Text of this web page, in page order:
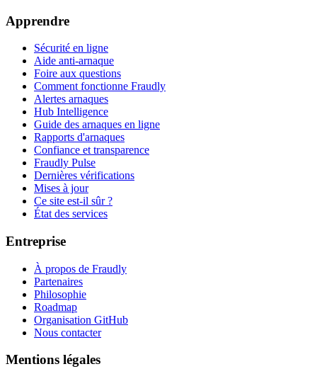
Apprendre
Sécurité en ligne
Aide anti-arnaque
Foire aux questions
Comment fonctionne Fraudly
Alertes arnaques
Hub Intelligence
Guide des arnaques en ligne
Rapports d'arnaques
Confiance et transparence
Fraudly Pulse
Dernières vérifications
Mises à jour
Ce site est-il sûr ?
État des services
Entreprise
À propos de Fraudly
Partenaires
Philosophie
Roadmap
Organisation GitHub
Nous contacter
Mentions légales